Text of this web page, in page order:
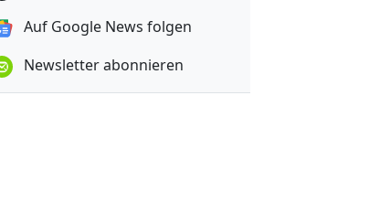
Auf Google News folgen
Newsletter abonnieren